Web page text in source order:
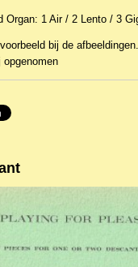
Organ: 1 Air / 2 Lento / 3
bij de
opgenomen